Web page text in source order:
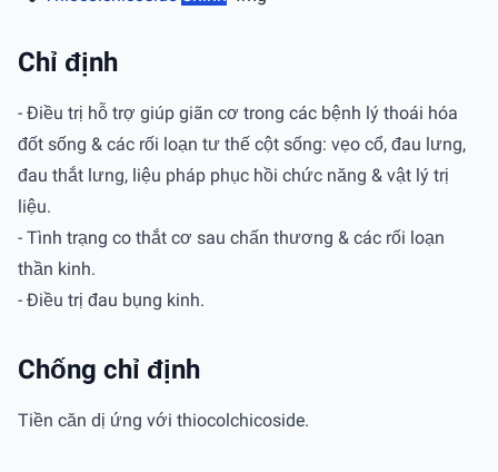
Chỉ định
- Ðiều trị hỗ trợ giúp giãn cơ trong các bệnh lý thoái hóa
đốt sống & các rối loạn tư thế cột sống: vẹo cổ, đau lưng,
đau thắt lưng, liệu pháp phục hồi chức năng & vật lý trị
liệu.
- Tình trạng co thắt cơ sau chấn thương & các rối loạn
thần kinh.
- Ðiều trị đau bụng kinh.
Chống chỉ định
Tiền căn dị ứng với thiocolchicoside.